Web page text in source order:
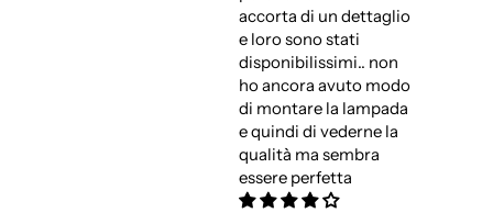
accorta di un dettaglio
e loro sono stati
disponibilissimi.. non
ho ancora avuto modo
di montare la lampada
e quindi di vederne la
qualità ma sembra
essere perfetta